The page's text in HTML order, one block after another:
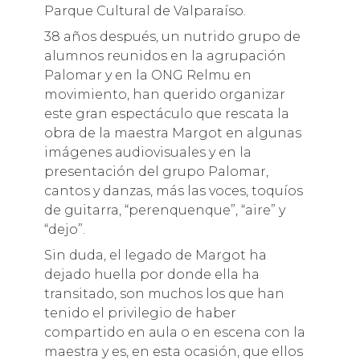
Parque Cultural de Valparaíso.
38 años después, un nutrido grupo de
alumnos reunidos en la agrupación
Palomar y en la ONG Relmu en
movimiento, han querido organizar
este gran espectáculo que rescata la
obra de la maestra Margot en algunas
imágenes audiovisuales y en la
presentación del grupo Palomar,
cantos y danzas, más las voces, toquíos
de guitarra, “perenquenque”, “aire” y
“dejo”.
Sin duda, el legado de Margot ha
dejado huella por donde ella ha
transitado, son muchos los que han
tenido el privilegio de haber
compartido en aula o en escena con la
maestra y es, en esta ocasión, que ellos